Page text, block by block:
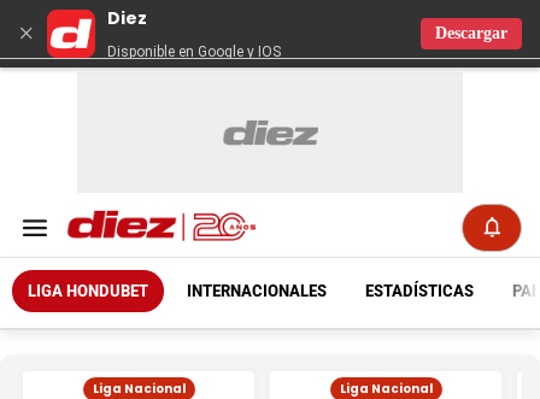
×
Diez
Disponible en Google y IOS
Descargar
LIGA HONDUBET INTERNACIONALES ESTADÍSTICAS
Liga Nacional Liga Nacional